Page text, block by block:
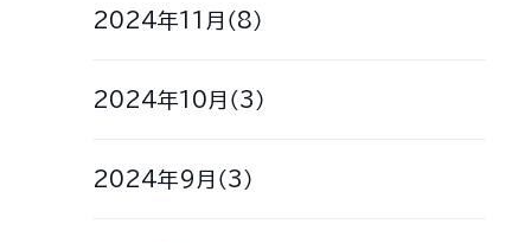
2024年11月（8）
2024年10月（3）
2024年9月（3）